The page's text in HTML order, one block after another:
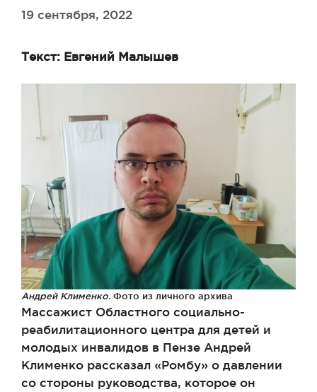
19 сентября, 2022
Текст: Евгений Малышев
Андрей Клименко. Фото из личного архива
Массажист Областного социально-
реабилитационного центра для детей и
молодых инвалидов в Пензе Андрей
Клименко рассказал «Ромбу» о давлении
со стороны руководства, которое он